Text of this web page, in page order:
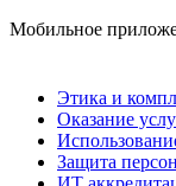
Мобильное
Этика и
Оказание
Защита